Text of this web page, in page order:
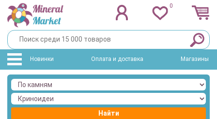
0
Новинки Оплата и доставка Магазины
Найти